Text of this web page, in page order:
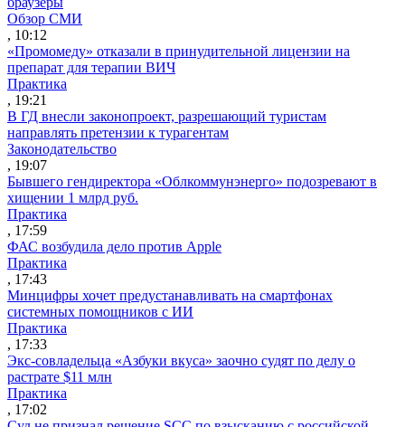
Обзор СМИ
, 10:12
«Промомеду» отказали в принудительной лицензии на
препарат для терапии ВИЧ
Практика
, 19:21
В ГД внесли законопроект, разрешающий туристам
направлять претензии к турагентам
Законодательство
, 19:07
Бывшего гендиректора «Облкоммунэнерго» подозревают в
хищении 1 млрд руб.
Практика
, 17:59
ФАС возбудила дело против Apple
Практика
, 17:43
Минцифры хочет предустанавливать на смартфонах
системных помощников с ИИ
Практика
, 17:33
Экс-совладельца «Азбуки вкуса» заочно судят по делу о
растрате $11 млн
Практика
, 17:02